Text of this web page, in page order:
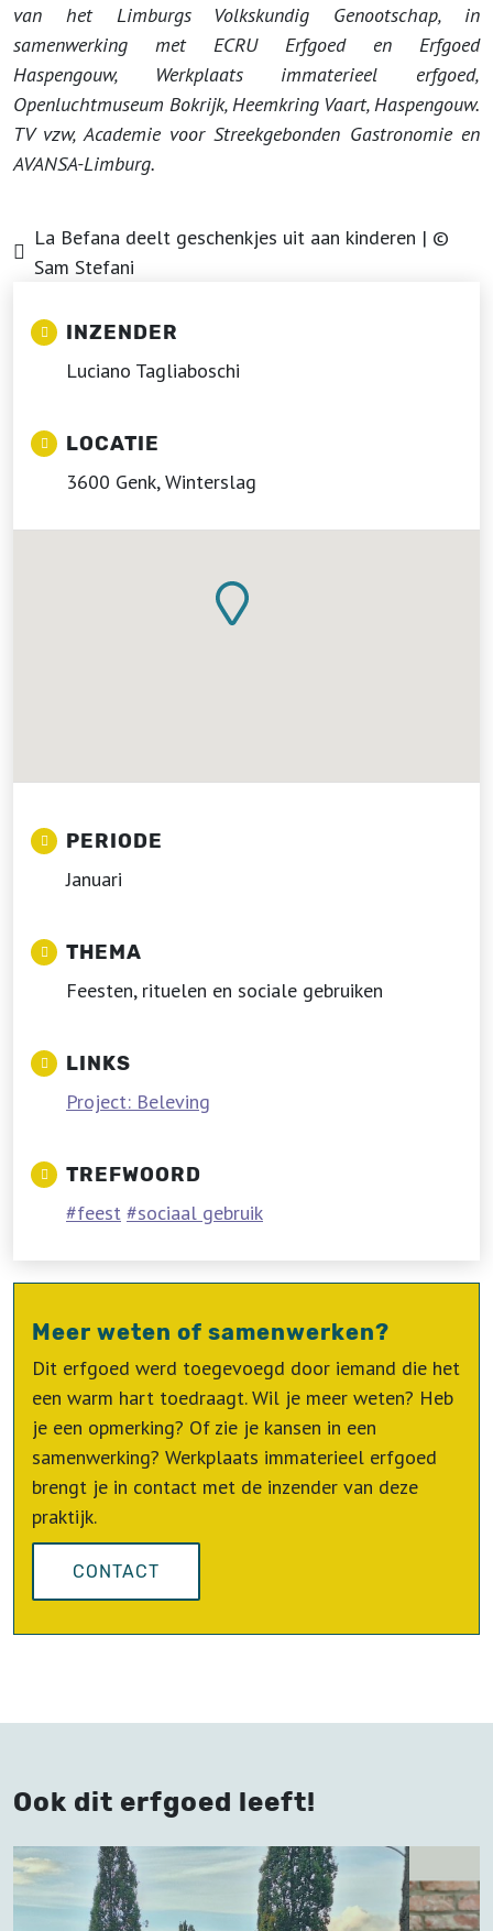
van het Limburgs Volkskundig Genootschap, in
samenwerking met ECRU Erfgoed en Erfgoed
Haspengouw, Werkplaats immaterieel erfgoed,
Openluchtmuseum Bokrijk, Heemkring Vaart, Haspengouw.
TV vzw, Academie voor Streekgebonden Gastronomie en
AVANSA-Limburg.
La Befana deelt geschenkjes uit aan kinderen | ©
Sam Stefani
INZENDER
Luciano Tagliaboschi
LOCATIE
3600 Genk, Winterslag
PERIODE
Januari
THEMA
Feesten, rituelen en sociale gebruiken
LINKS
Project: Beleving
TREFWOORD
feest sociaal gebruik
Meer weten of samenwerken?
Dit erfgoed werd toegevoegd door iemand die het
een warm hart toedraagt. Wil je meer weten? Heb
je een opmerking? Of zie je kansen in een
samenwerking? Werkplaats immaterieel erfgoed
brengt je in contact met de inzender van deze
praktijk.
CONTACT
Ook dit erfgoed leeft!